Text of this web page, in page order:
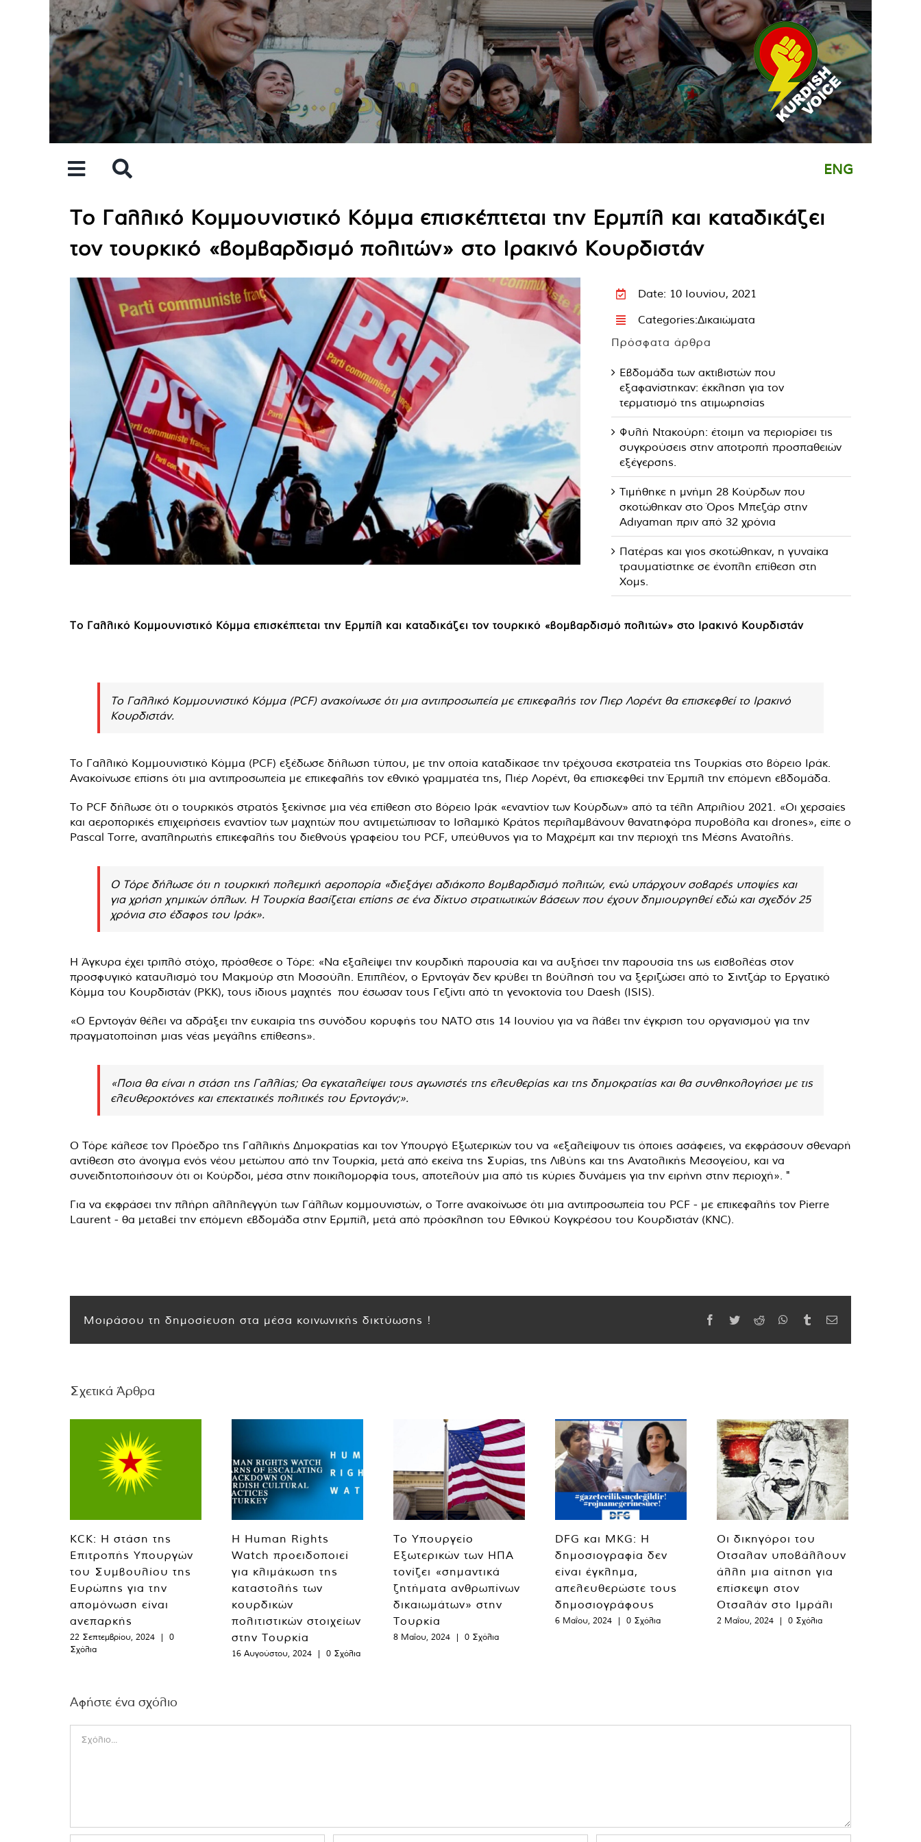
ENG
Το Γαλλικό Κομμουνιστικό Κόμμα επισκέπτεται την Ερμπίλ και καταδικάζει
τον τουρκικό «βομβαρδισμό πολιτών» στο Ιρακινό Κουρδιστάν
Date: 10 Ιουνίου, 2021
Categories:Δικαιώματα
Πρόσφατα άρθρα
Εβδομάδα των ακτιβιστών που
εξαφανίστηκαν: έκκληση για τον
τερματισμό της ατιμωρησίας
Φυλή Ντακούρη: έτοιμη να περιορίσει τις
συγκρούσεις στην αποτροπή προσπαθειών
εξέγερσης.
Τιμήθηκε η μνήμη 28 Κούρδων που
σκοτώθηκαν στο Όρος Μπεζάρ στην
Adıyaman πριν από 32 χρόνια
Πατέρας και γιος σκοτώθηκαν, η γυναίκα
τραυματίστηκε σε ένοπλη επίθεση στη
Χομς.
Το Γαλλικό Κομμουνιστικό Κόμμα επισκέπτεται την Ερμπίλ και καταδικάζει τον τουρκικό «βομβαρδισμό πολιτών» στο Ιρακινό Κουρδιστάν
Το Γαλλικό Κομμουνιστικό Κόμμα (PCF) ανακοίνωσε ότι μια αντιπροσωπεία με επικεφαλής τον Πιερ Λορέντ θα επισκεφθεί το Ιρακινό
Κουρδιστάν.
Το Γαλλικό Κομμουνιστικό Κόμμα (PCF) εξέδωσε δήλωση τύπου, με την οποία καταδίκασε την τρέχουσα εκστρατεία της Τουρκίας στο βόρειο Ιράκ.
Ανακοίνωσε επίσης ότι μια αντιπροσωπεία με επικεφαλής τον εθνικό γραμματέα της, Πιέρ Λορέντ, θα επισκεφθεί την Έρμπιλ την επόμενη εβδομάδα.
Το PCF δήλωσε ότι ο τουρκικός στρατός ξεκίνησε μια νέα επίθεση στο βόρειο Ιράκ «εναντίον των Κούρδων» από τα τέλη Απριλίου 2021. «Οι χερσαίες
και αεροπορικές επιχειρήσεις εναντίον των μαχητών που αντιμετώπισαν το Ισλαμικό Κράτος περιλαμβάνουν θανατηφόρα πυροβόλα και drones», είπε ο
Pascal Torre, αναπληρωτής επικεφαλής του διεθνούς γραφείου του PCF, υπεύθυνος για το Μαχρέμπ και την περιοχή της Μέσης Ανατολής.
Ο Τόρε δήλωσε ότι η τουρκική πολεμική αεροπορία «διεξάγει αδιάκοπο βομβαρδισμό πολιτών, ενώ υπάρχουν σοβαρές υποψίες και
για χρήση χημικών όπλων. Η Τουρκία βασίζεται επίσης σε ένα δίκτυο στρατιωτικών βάσεων που έχουν δημιουργηθεί εδώ και σχεδόν 25
χρόνια στο έδαφος του Ιράκ».
Η Άγκυρα έχει τριπλό στόχο, πρόσθεσε ο Τόρε: «Να εξαλείψει την κουρδική παρουσία και να αυξήσει την παρουσία της ως εισβολέας στον
προσφυγικό καταυλισμό του Μακμούρ στη Μοσούλη. Επιπλέον, ο Ερντογάν δεν κρύβει τη βούλησή του να ξεριζώσει από το Σιντζάρ το Εργατικό
Κόμμα του Κουρδιστάν (PKK), τους ίδιους μαχητές που έσωσαν τους Γεζίντι από τη γενοκτονία του Daesh (ISIS).
«Ο Ερντογάν θέλει να αδράξει την ευκαιρία της συνόδου κορυφής του ΝΑΤΟ στις 14 Ιουνίου για να λάβει την έγκριση του οργανισμού για την
πραγματοποίηση μιας νέας μεγάλης επίθεσης».
«Ποια θα είναι η στάση της Γαλλίας; Θα εγκαταλείψει τους αγωνιστές της ελευθερίας και της δημοκρατίας και θα συνθηκολογήσει με τις
ελευθεροκτόνες και επεκτατικές πολιτικές του Ερντογάν;».
Ο Τόρε κάλεσε τον Πρόεδρο της Γαλλικής Δημοκρατίας και τον Υπουργό Εξωτερικών του να «εξαλείψουν τις όποιες ασάφειες, να εκφράσουν σθεναρή
αντίθεση στο άνοιγμα ενός νέου μετώπου από την Τουρκία, μετά από εκείνα της Συρίας, της Λιβύης και της Ανατολικής Μεσογείου, και να
συνειδητοποιήσουν ότι οι Κούρδοι, μέσα στην ποικιλομορφία τους, αποτελούν μια από τις κύριες δυνάμεις για την ειρήνη στην περιοχή». "
Για να εκφράσει την πλήρη αλληλεγγύη των Γάλλων κομμουνιστών, ο Torre ανακοίνωσε ότι μια αντιπροσωπεία του PCF - με επικεφαλής τον Pierre
Laurent - θα μεταβεί την επόμενη εβδομάδα στην Ερμπίλ, μετά από πρόσκληση του Εθνικού Κογκρέσου του Κουρδιστάν (KNC).
Μοιράσου τη δημοσίευση στα μέσα κοινωνικής δικτύωσης ! Facebook
TwitterReddit WhatsApp
TumblrEmail
Σχετικά Άρθρα
KCK: Η στάση της
Επιτροπής Υπουργών
του Συμβουλίου της
Ευρώπης για την
απομόνωση είναι
ανεπαρκής
22 Σεπτεμβρίου, 2024 |
0
Σχόλια
Η Human Rights
Watch προειδοποιεί
για κλιμάκωση της
καταστολής των
κουρδικών
πολιτιστικών στοιχείων
στην Τουρκία
16 Αυγούστου, 2024 | 0 Σχόλια
Το Υπουργείο
Εξωτερικών των ΗΠΑ
τονίζει «σημαντικά
ζητήματα ανθρωπίνων
δικαιωμάτων» στην
Τουρκία
8 Μαΐου, 2024 | 0 Σχόλια
DFG και MKG: Η
δημοσιογραφία δεν
είναι έγκλημα,
απελευθερώστε τους
δημοσιογράφους
6 Μαΐου, 2024 | 0 Σχόλια
Οι δικηγόροι του
Οτσαλαν υποβάλλουν
άλλη μια αίτηση για
επίσκεψη στον
Οτσαλάν στο Ιμράλι
2 Μαΐου, 2024 | 0 Σχόλια
Αφήστε ένα σχόλιο